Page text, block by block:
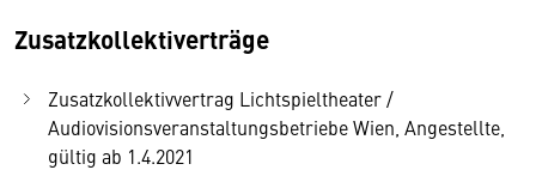
Zusatzkollektiverträge
Zusatzkollektivvertrag Lichtspieltheater /
Audiovisionsveranstaltungsbetriebe Wien, Angestellte,
gültig ab 1.4.2021